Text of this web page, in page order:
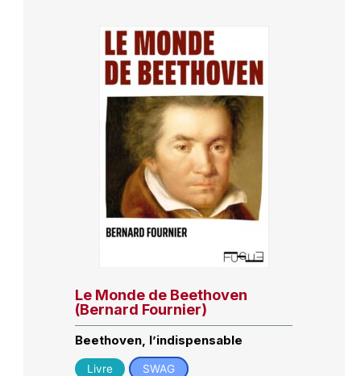
Le Monde de Beethoven
(Bernard Fournier)
Beethoven, l’indispensable
Livre SWAG